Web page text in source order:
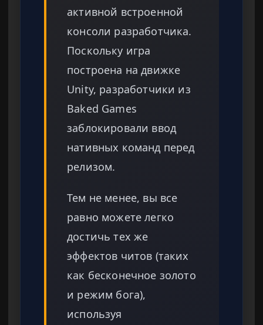
активной встроенной
консоли разработчика.
Поскольку игра
построена на движке
Unity, разработчики из
Baked Games
заблокировали ввод
нативных команд перед
релизом.
Тем не менее, вы все
равно можете легко
достичь тех же
эффектов читов (таких
как бесконечное золото
и режим бога),
используя